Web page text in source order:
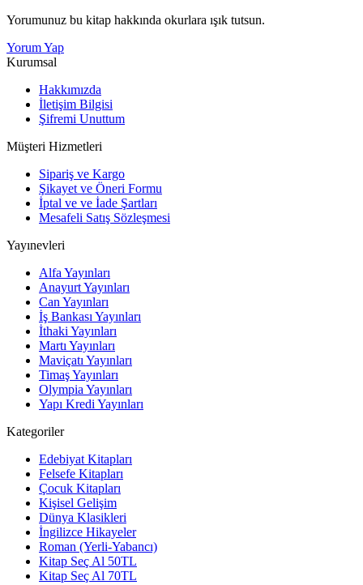
Yorumunuz bu kitap hakkında okurlara ışık tutsun.
Yorum Yap
Kurumsal
Hakkımızda
İletişim Bilgisi
Şifremi Unuttum
Müşteri Hizmetleri
Sipariş ve Kargo
Şikayet ve Öneri Formu
İptal ve ve İade Şartları
Mesafeli Satış Sözleşmesi
Yayınevleri
Alfa Yayınları
Anayurt Yayınları
Can Yayınları
İş Bankası Yayınları
İthaki Yayınları
Martı Yayınları
Maviçatı Yayınları
Timaş Yayınları
Olympia Yayınları
Yapı Kredi Yayınları
Kategoriler
Edebiyat Kitapları
Felsefe Kitapları
Çocuk Kitapları
Kişisel Gelişim
Dünya Klasikleri
İngilizce Hikayeler
Roman (Yerli-Yabancı)
Kitap Seç Al 50TL
Kitap Seç Al 70TL